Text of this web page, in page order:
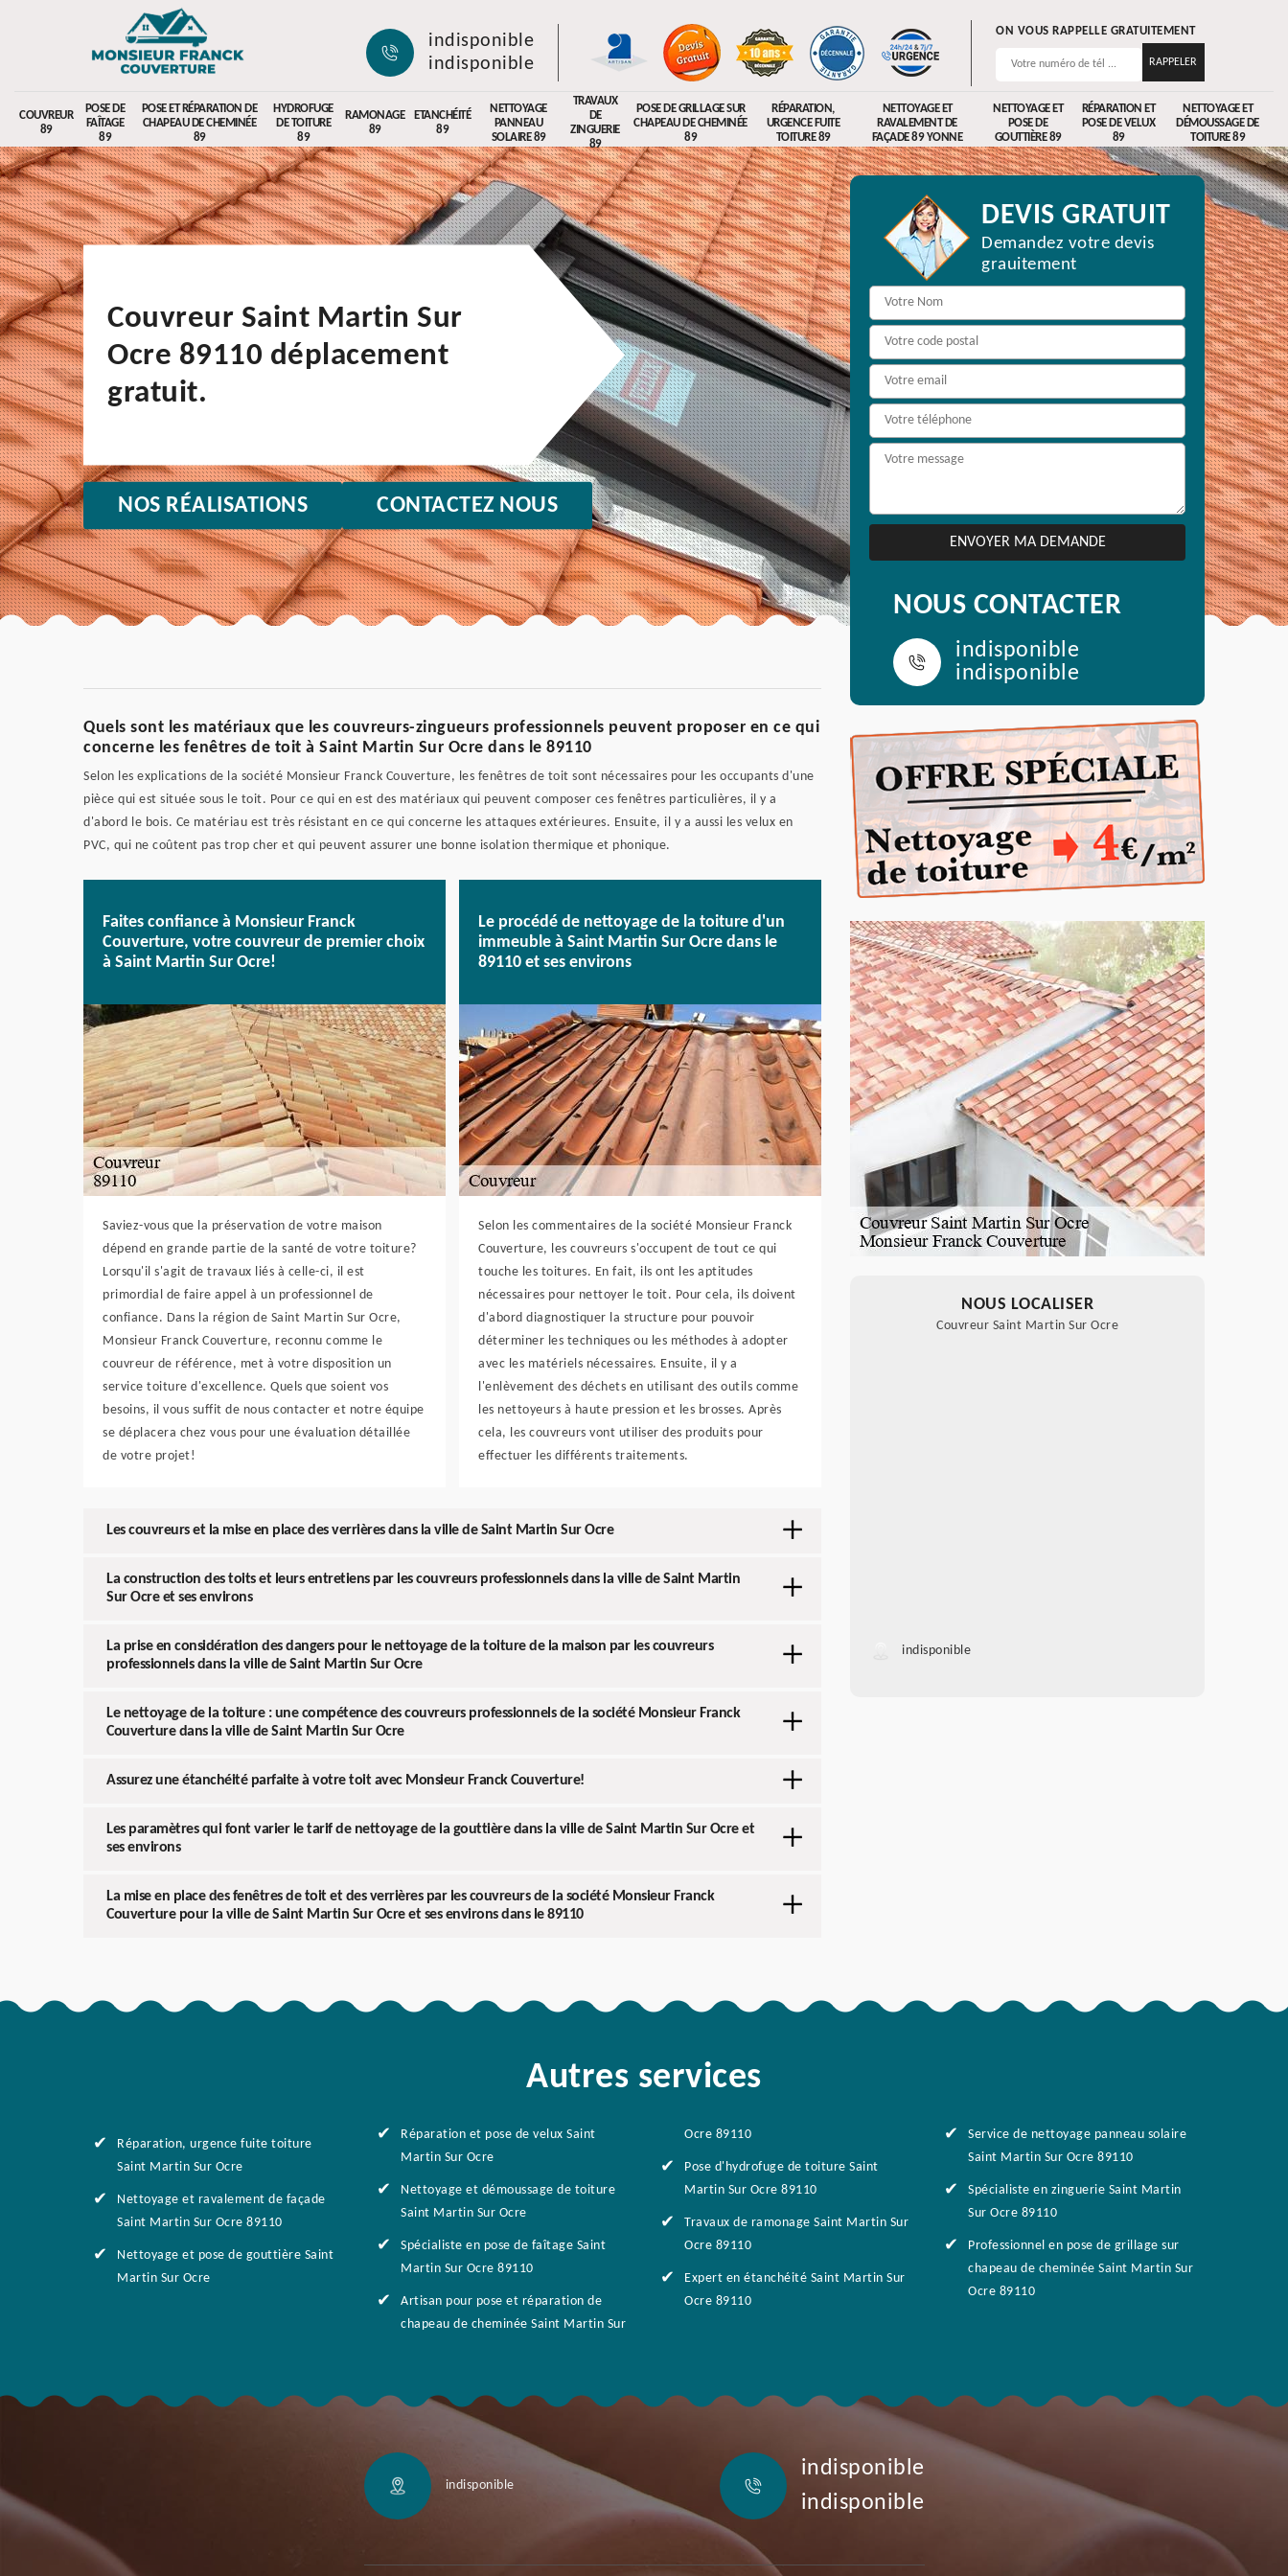
indisponible
indisponible
ON VOUS RAPPELLE GRATUITEMENT
COUVREUR
89
POSE DE
FAÎTAGE
89
POSE ET RÉPARATION DE
CHAPEAU DE CHEMINÉE
89
HYDROFUGE
DE TOITURE
89
RAMONAGE
89
ETANCHÉITÉ
89
NETTOYAGE
PANNEAU
SOLAIRE 89
TRAVAUX
DE
ZINGUERIE
89
POSE DE GRILLAGE SUR
CHAPEAU DE CHEMINÉE
89
RÉPARATION,
URGENCE FUITE
TOITURE 89
NETTOYAGE ET
RAVALEMENT DE
FAÇADE 89 YONNE
NETTOYAGE ET
POSE DE
GOUTTIÈRE 89
RÉPARATION ET
POSE DE VELUX
89
NETTOYAGE ET
DÉMOUSSAGE DE
TOITURE 89
Couvreur Saint Martin Sur
Ocre 89110 déplacement
gratuit.
NOS RÉALISATIONS CONTACTEZ NOUS
Quels sont les matériaux que les couvreurs-zingueurs professionnels peuvent proposer en ce qui
concerne les fenêtres de toit à Saint Martin Sur Ocre dans le 89110
Selon les explications de la société Monsieur Franck Couverture, les fenêtres de toit sont nécessaires pour les occupants d'une
pièce qui est située sous le toit. Pour ce qui en est des matériaux qui peuvent composer ces fenêtres particulières, il y a
d'abord le bois. Ce matériau est très résistant en ce qui concerne les attaques extérieures. Ensuite, il y a aussi les velux en
PVC, qui ne coûtent pas trop cher et qui peuvent assurer une bonne isolation thermique et phonique.
Faites confiance à Monsieur Franck
Couverture, votre couvreur de premier choix
à Saint Martin Sur Ocre!
Saviez-vous que la préservation de votre maison
dépend en grande partie de la santé de votre toiture?
Lorsqu'il s'agit de travaux liés à celle-ci, il est
primordial de faire appel à un professionnel de
confiance. Dans la région de Saint Martin Sur Ocre,
Monsieur Franck Couverture, reconnu comme le
couvreur de référence, met à votre disposition un
service toiture d'excellence. Quels que soient vos
besoins, il vous suffit de nous contacter et notre équipe
se déplacera chez vous pour une évaluation détaillée
de votre projet!
Le procédé de nettoyage de la toiture d'un
immeuble à Saint Martin Sur Ocre dans le
89110 et ses environs
Selon les commentaires de la société Monsieur Franck
Couverture, les couvreurs s'occupent de tout ce qui
touche les toitures. En fait, ils ont les aptitudes
nécessaires pour nettoyer le toit. Pour cela, ils doivent
d'abord diagnostiquer la structure pour pouvoir
déterminer les techniques ou les méthodes à adopter
avec les matériels nécessaires. Ensuite, il y a
l'enlèvement des déchets en utilisant des outils comme
les nettoyeurs à haute pression et les brosses. Après
cela, les couvreurs vont utiliser des produits pour
effectuer les différents traitements.
Les couvreurs et la mise en place des verrières dans la ville de Saint Martin Sur Ocre
La construction des toits et leurs entretiens par les couvreurs professionnels dans la ville de Saint Martin
Sur Ocre et ses environs
La prise en considération des dangers pour le nettoyage de la toiture de la maison par les couvreurs
professionnels dans la ville de Saint Martin Sur Ocre
Le nettoyage de la toiture : une compétence des couvreurs professionnels de la société Monsieur Franck
Couverture dans la ville de Saint Martin Sur Ocre
Assurez une étanchéité parfaite à votre toit avec Monsieur Franck Couverture!
Les paramètres qui font varier le tarif de nettoyage de la gouttière dans la ville de Saint Martin Sur Ocre et
ses environs
La mise en place des fenêtres de toit et des verrières par les couvreurs de la société Monsieur Franck
Couverture pour la ville de Saint Martin Sur Ocre et ses environs dans le 89110
DEVIS GRATUIT
Demandez votre devis
grauitement
NOUS CONTACTER
indisponible
indisponible
NOUS LOCALISER
Couvreur Saint Martin Sur Ocre
indisponible
Autres services
Réparation, urgence fuite toiture
Saint Martin Sur Ocre
Nettoyage et ravalement de façade
Saint Martin Sur Ocre 89110
Nettoyage et pose de gouttière Saint
Martin Sur Ocre
Réparation et pose de velux Saint
Martin Sur Ocre
Nettoyage et démoussage de toiture
Saint Martin Sur Ocre
Spécialiste en pose de faîtage Saint
Martin Sur Ocre 89110
Artisan pour pose et réparation de
chapeau de cheminée Saint Martin Sur
Ocre 89110
Pose d'hydrofuge de toiture Saint
Martin Sur Ocre 89110
Travaux de ramonage Saint Martin Sur
Ocre 89110
Expert en étanchéité Saint Martin Sur
Ocre 89110
Service de nettoyage panneau solaire
Saint Martin Sur Ocre 89110
Spécialiste en zinguerie Saint Martin
Sur Ocre 89110
Professionnel en pose de grillage sur
chapeau de cheminée Saint Martin Sur
Ocre 89110
indisponible
indisponible
indisponible